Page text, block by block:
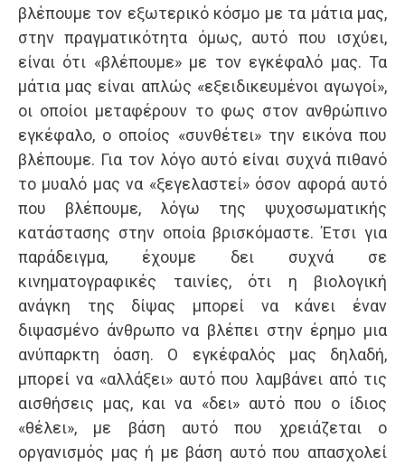
βλέπουμε τον εξωτερικό κόσμο με τα μάτια μας,
στην πραγματικότητα όμως, αυτό που ισχύει,
είναι ότι «βλέπουμε» με τον εγκέφαλό μας. Τα
μάτια μας είναι απλώς «εξειδικευμένοι αγωγοί»,
οι οποίοι μεταφέρουν το φως στον ανθρώπινο
εγκέφαλο, ο οποίος «συνθέτει» την εικόνα που
βλέπουμε. Για τον λόγο αυτό είναι συχνά πιθανό
το μυαλό μας να «ξεγελαστεί» όσον αφορά αυτό
που βλέπουμε, λόγω της ψυχοσωματικής
κατάστασης στην οποία βρισκόμαστε. Έτσι για
παράδειγμα, έχουμε δει συχνά σε
κινηματογραφικές ταινίες, ότι η βιολογική
ανάγκη της δίψας μπορεί να κάνει έναν
διψασμένο άνθρωπο να βλέπει στην έρημο μια
ανύπαρκτη όαση. Ο εγκέφαλός μας δηλαδή,
μπορεί να «αλλάξει» αυτό που λαμβάνει από τις
αισθήσεις μας, και να «δει» αυτό που ο ίδιος
«θέλει», με βάση αυτό που χρειάζεται ο
οργανισμός μας ή με βάση αυτό που απασχολεί